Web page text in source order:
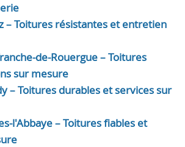
– Toitures résistantes et entretien
de-Rouergue – Toitures
sur mesure
– Toitures durables et services sur
l'Abbaye – Toitures fiables et